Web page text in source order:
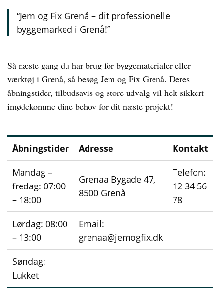
“Jem og Fix Grenå – dit professionelle
byggemarked i Grenå!”
Så næste gang du har brug for byggematerialer eller
værktøj i Grenå, så besøg Jem og Fix Grenå. Deres
åbningstider, tilbudsavis og store udvalg vil helt sikkert
imødekomme dine behov for dit næste projekt!
Åbningstider Adresse Kontakt
Mandag –
fredag: 07:00
– 18:00
Grenaa Bygade 47,
8500 Grenå
Telefon:
12 34 56
78
Lørdag: 08:00
– 13:00
Email:
grenaa@jemogfix.dk
Søndag:
Lukket